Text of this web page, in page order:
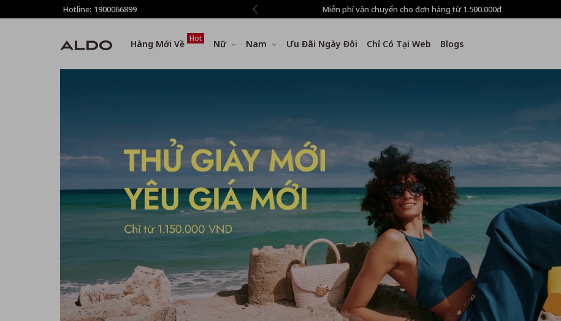
Hotline: 1900066899
phí vận chuyển cho đơn hàng từ 1.500.000đ Miễn phí vận chuyển cho đơn hàng từ 1.500.000đ
Hàng Mới Về Hot Nữ Nam Ưu Đãi Ngày Đôi Chỉ Có Tại Web Blogs